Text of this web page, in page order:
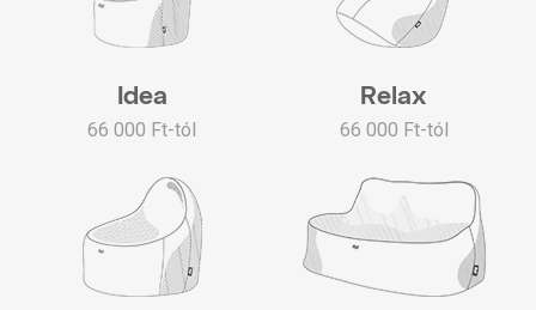
Idea
66 000 Ft-tól
Relax
66 000 Ft-tól